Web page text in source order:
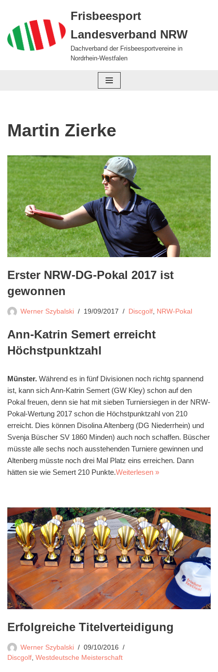
Zum
Inhalt
springen
Frisbeesport
Landesverband NRW
Dachverband der Frisbeesportvereine in
Nordrhein-Westfalen
Martin Zierke
Erster NRW-DG-Pokal 2017 ist
gewonnen
Werner Szybalski 19/09/2017 Discgolf, NRW-Pokal
Ann-Katrin Semert erreicht
Höchstpunktzahl
Münster. Während es in fünf Divisionen noch richtg spannend
ist, kann sich Ann-Katrin Semert (GW Kley) schon auf den
Pokal freuen, denn sie hat mit sieben Turniersiegen in der NRW-
Pokal-Wertung 2017 schon die Höchstpunktzahl von 210
erreicht. Dies können Disolina Altenberg (DG Niederrhein) und
Svenja Büscher SV 1860 Minden) auch noch schaffen. Büscher
müsste alle sechs noch ausstehenden Turniere gewinnen und
Altenberg müsste noch drei Mal Platz eins erreichen. Dann
hätten sie wie Semert 210 Punkte.Weiterlesen »
Erfolgreiche Titelverteidigung
Werner Szybalski
09/10/2016
Discgolf, Westdeutsche Meisterschaft